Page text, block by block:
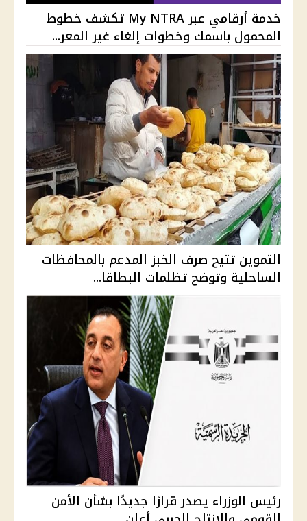
خدمة أرقامي عبر My NTRA تكشف خطوط
المحمول باسمك وخطوات إلغاء غير المعر...
التموين تتيح صرف الخبز المدعم بالمحافظات
الساحلية وتوضح تظلمات البطاقا...
رئيس الوزراء يصدر قرارًا جديدًا بشأن الأمن